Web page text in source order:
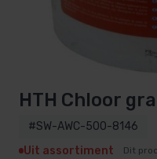
HTH Chloor
#SW-AWC-500-8146
Uit assortiment
Dit